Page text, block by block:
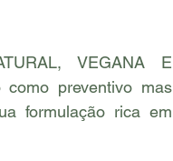
VEGANA E
como preventivo mas
formulação rica em